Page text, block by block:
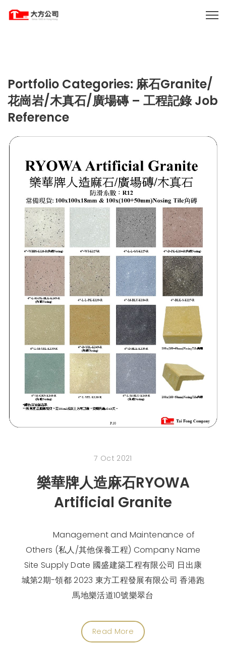
Portfolio Categories: 麻石Granite/
花崗岩/木真石/廣場磚 – 工程記錄 Job
Reference
7 Oct 2021
樂華牌人造麻石RYOWA
Artificial Granite
Management and Maintenance of
Others (私人/其他保養工程) Company Name
Site Supply Date 國盛建築工程有限公司 日出康
城第2期-領都 2023 東方工程發展有限公司 香港跑
馬地樂活道10號樂翠台
Read More